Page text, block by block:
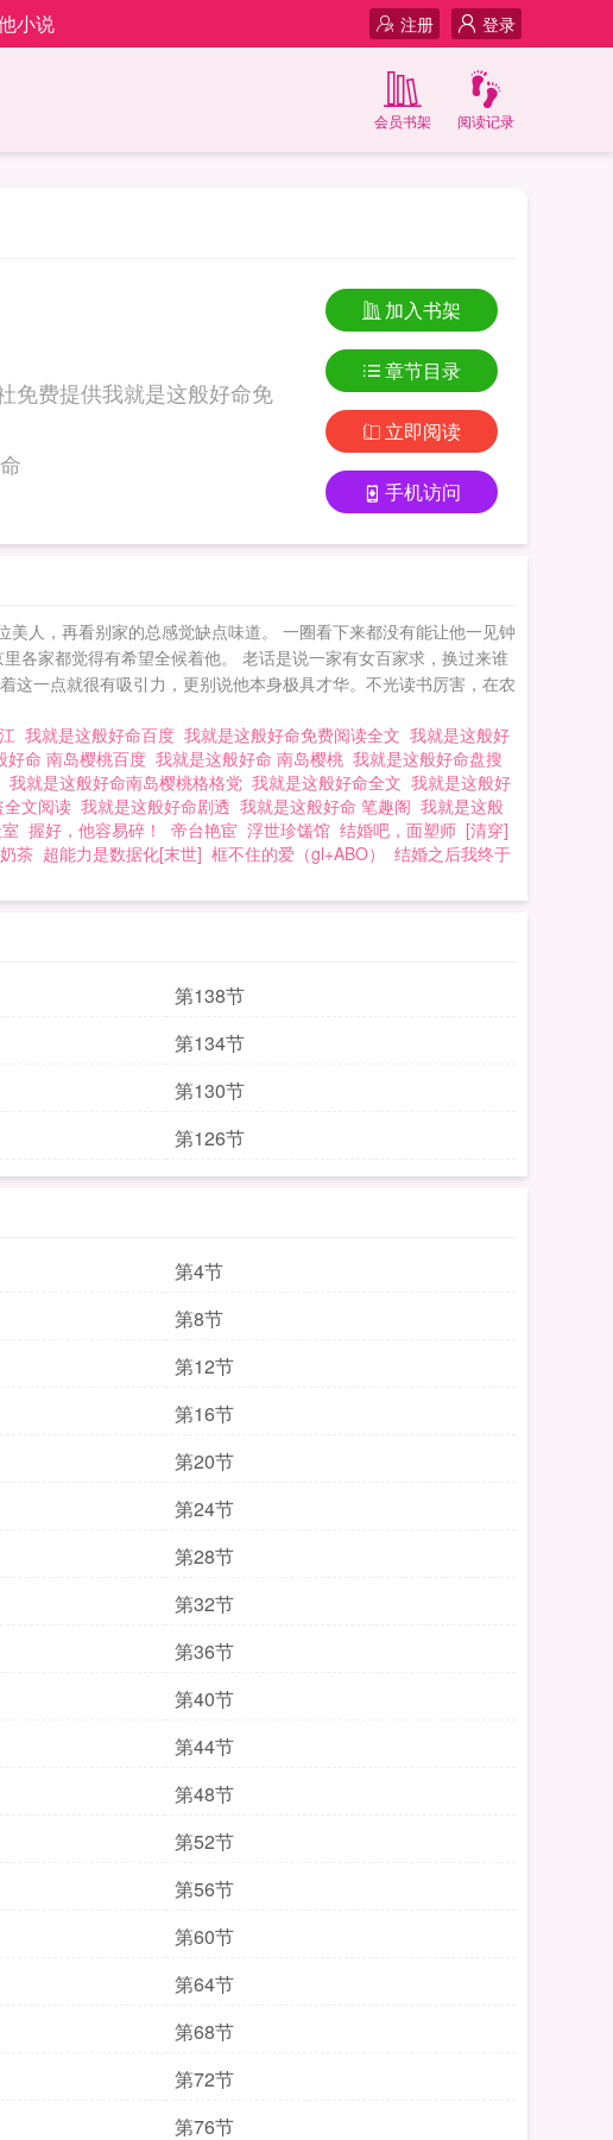
小说 登录
注册
阅读记录
会员书架
免费提供我就是这般好命免
好命
加入书架
章节目录
立即阅读
手机访问
人，再看别家的总感觉缺点味道。 一圈看下来都没有能让他一见钟
各家都觉得有希望全候着他。 老话是说一家有女百家求，换过来谁
一点就很有吸引力，更别说他本身极具才华。不光读书厉害，在农
我就是这般好命百度 我就是这般好命免费阅读全文 我就是这般好
好命 南岛樱桃百度 我就是这般好命 南岛樱桃 我就是这般好命盘搜
我就是这般好命南岛樱桃格格党 我就是这般好命全文 我就是这般好
文阅读 我就是这般好命剧透 我就是这般好命 笔趣阁 我就是这般
握好，他容易碎！ 帝台艳宦 浮世珍馐馆 结婚吧，面塑师 [清穿]
茶 超能力是数据化[末世] 框不住的爱（gl+ABO）
结婚之后我终于
第138节
第134节
第130节
第126节
第4节
第8节
第12节
第16节
第20节
第24节
第28节
第32节
第36节
第40节
第44节
第48节
第52节
第56节
第60节
第64节
第68节
第72节
第76节